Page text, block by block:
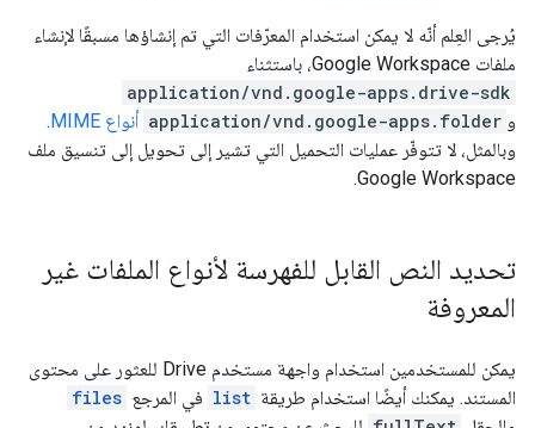
يُرجى العِلم أنّه لا يمكن استخدام المعرّفات التي تم إنشاؤها مسبقًا لإنشاء
ملفات Google Workspace، باستثناء
application/vnd.google-apps.drive-sdk
و application/vnd.google-apps.folder أنواع MIME
.
وبالمثل، لا تتوفّر عمليات التحميل التي تشير إلى تحويل إلى تنسيق ملف
Google Workspace.
تحديد النص القابل للفهرسة لأنواع الملفات غير
المعروفة
يمكن للمستخدمين استخدام واجهة مستخدم Drive للعثور على محتوى
المستند. يمكنك أيضًا استخدام طريقة list في المرجع files